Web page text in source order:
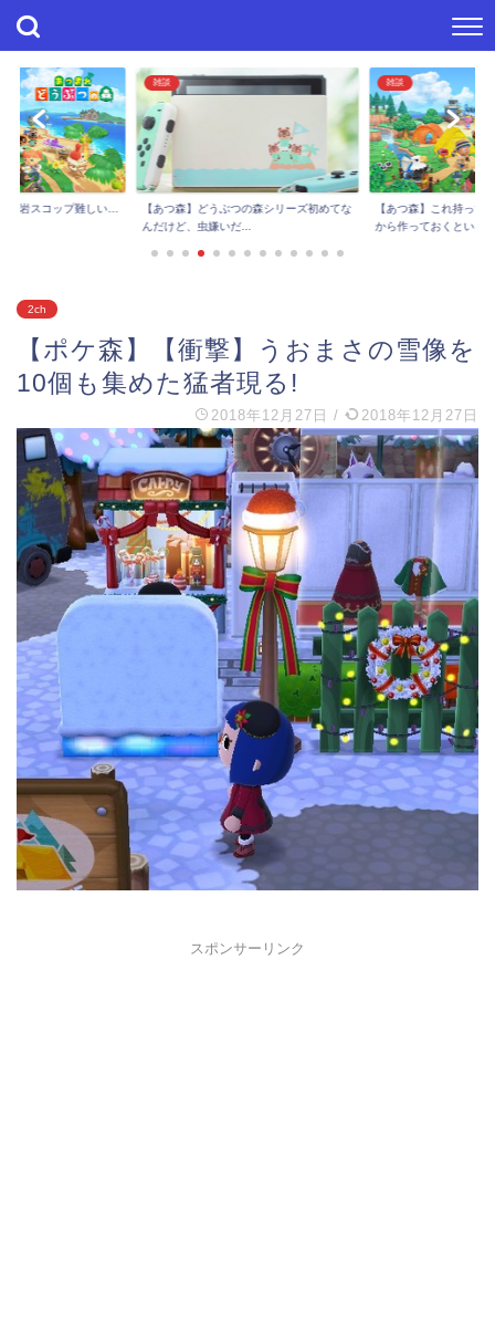
で岩スコップ難しい…
雑談
【あつ森】どうぶつの森シリーズ初めてな
んだけど、虫嫌いだ...
雑談
【あつ森】これ持って
から作っておくとい...
2ch
【ポケ森】【衝撃】うおまさの雪像を
10個も集めた猛者現る!
2018年12月27日 / 2018年12月27日
スポンサーリンク